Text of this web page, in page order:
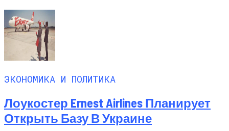
ЭКОНОМИКА И ПОЛИТИКА
Лоукостер Ernest Airlines Планирует
Открыть Базу В Украине